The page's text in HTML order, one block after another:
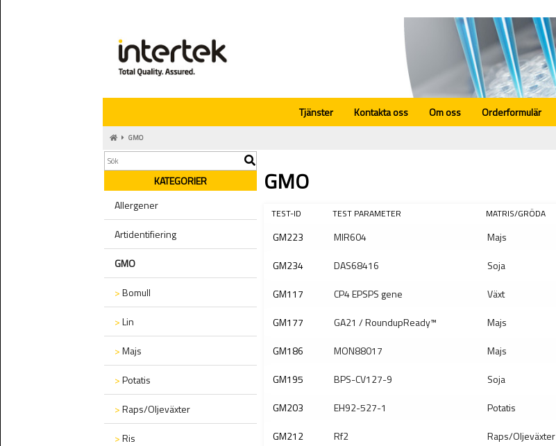
Tjänster Kontakta oss Om oss Orderformulär
GMO
KATEGORIER
Allergener
Artidentifiering
GMO
>Bomull
>Lin
>Majs
>Potatis
>Raps/Oljeväxter
>Ris
GMO
TEST-ID TEST PARAMETER MATRIS/GRÖDA
GM223 MIR604 Majs
GM234
DAS68416 Soja
GM117
CP4 EPSPS gene Växt
GM177
GA21 / RoundupReady™ Majs
GM186
MON88017 Majs
GM195
BPS-CV127-9 Soja
GM203
EH92-527-1 Potatis
GM212
Rf2 Raps/Oljeväxter